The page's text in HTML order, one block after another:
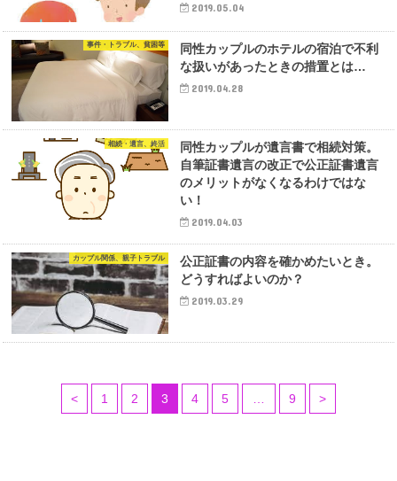
2019.05.04
事件・トラブル、貧困等
同性カップルのホテルの宿泊で不利
な扱いがあったときの措置とは…
2019.04.28
相続・遺言、終活
同性カップルが遺言書で相続対策。
自筆証書遺言の改正で公正証書遺言
のメリットがなくなるわけではな
い！
2019.04.03
カップル関係、親子トラブル
公正証書の内容を確かめたいとき。
どうすればよいのか？
2019.03.29
< 1 2 3 4 5 9 >